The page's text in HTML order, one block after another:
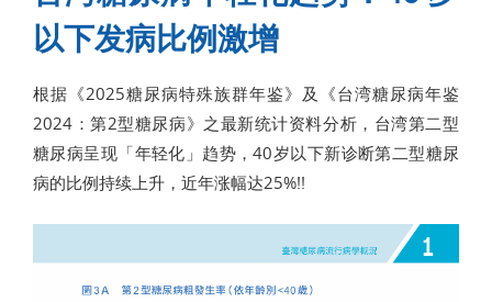
以下发病比例激增
根据《2025糖尿病特殊族群年鉴》及《台湾糖尿病年鉴
2024：第2型糖尿病》之最新统计资料分析，台湾第二型
糖尿病呈现「年轻化」趋势，40岁以下新诊断第二型糖尿
病的比例持续上升，近年涨幅达25%!!